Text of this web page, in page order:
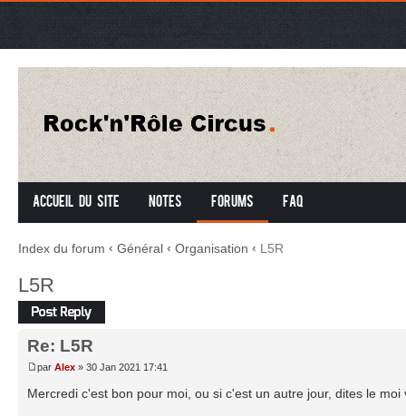
Accueil du site Notes Forums FAQ
Index du forum ‹ Général ‹ Organisation ‹ L5R
L5R
Répondre
Re: L5R
par Alex » 30 Jan 2021 17:41
Mercredi c'est bon pour moi, ou si c'est un autre jour, dites le